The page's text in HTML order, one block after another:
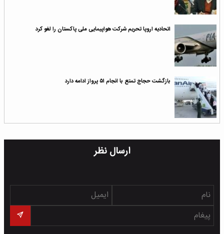
اتحادیه اروپا تحریم شرکت هواپیمایی ملی پاکستان را لغو کرد
بازگشت حجاج تمتع با انجام ۵۱ پرواز ادامه دارد
ارسال نظر